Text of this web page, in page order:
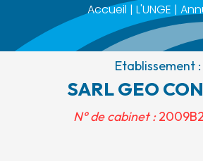
Accueil | L'UNGE |
Etablissement :
SARL GEO
N° de cabinet :